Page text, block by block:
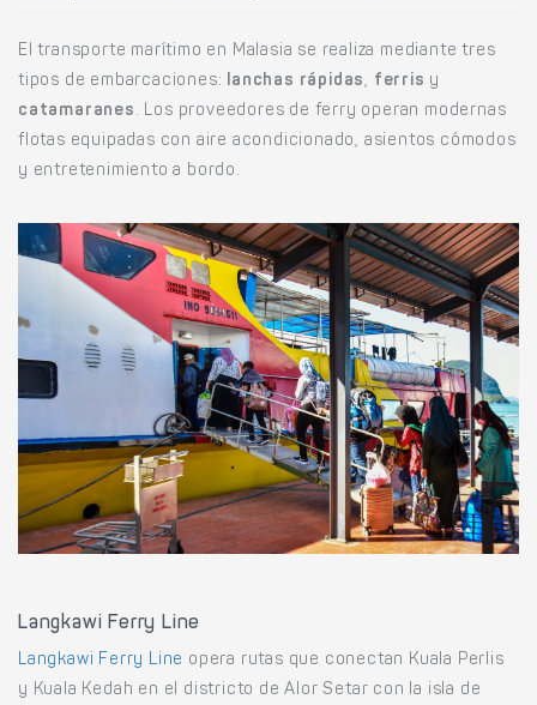
El transporte marítimo en Malasia se realiza mediante tres
tipos de embarcaciones: lanchas rápidas, ferris y
catamaranes . Los proveedores de ferry operan modernas
flotas equipadas con aire acondicionado, asientos cómodos
y entretenimiento a bordo.
Langkawi Ferry Line
Langkawi Ferry Line opera rutas que conectan Kuala Perlis
y Kuala Kedah en el districto de Alor Setar con la isla de